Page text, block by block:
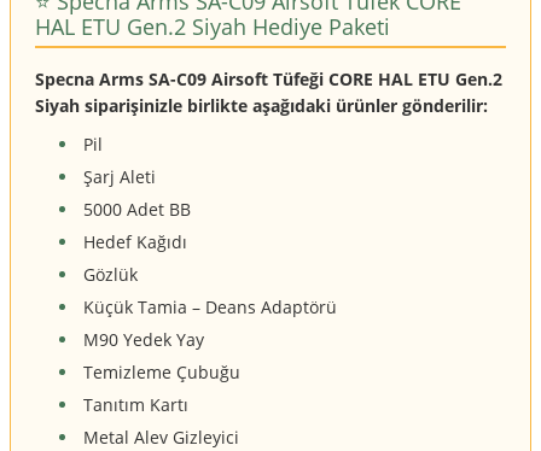
HAL ETU Gen.2 Siyah Hediye Paketi
Specna Arms SA-C09 Airsoft Tüfeği CORE HAL ETU Gen.2
Siyah siparişinizle birlikte aşağıdaki ürünler gönderilir:
Pil
Şarj Aleti
5000 Adet BB
Hedef Kağıdı
Gözlük
Küçük Tamia – Deans Adaptörü
M90 Yedek Yay
Temizleme Çubuğu
Tanıtım Kartı
Metal Alev Gizleyici